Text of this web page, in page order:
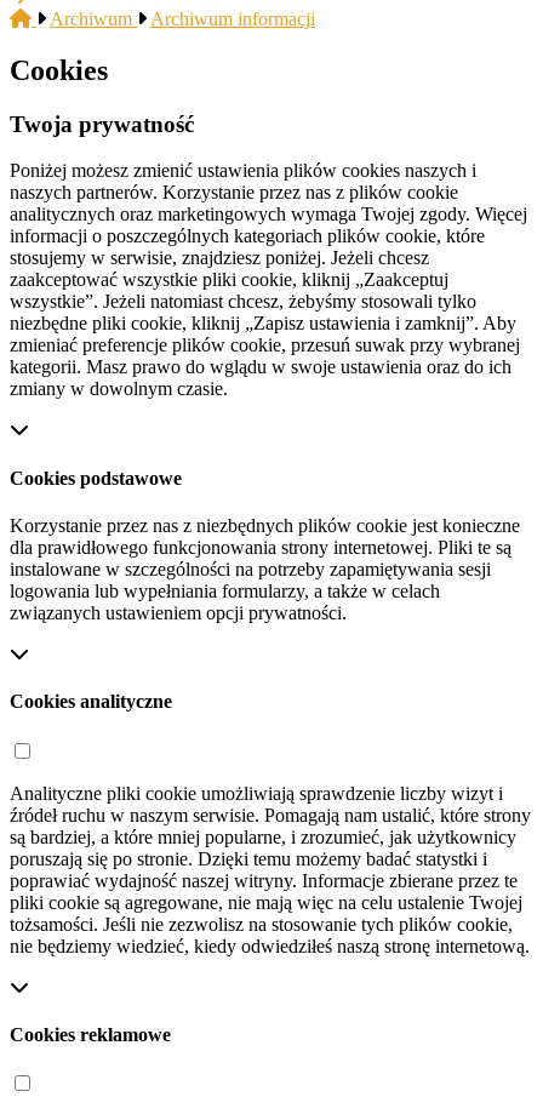
Archiwum Archiwum informacji
Cookies
Twoja prywatność
Poniżej możesz zmienić ustawienia plików cookies naszych i
naszych partnerów. Korzystanie przez nas z plików cookie
analitycznych oraz marketingowych wymaga Twojej zgody. Więcej
informacji o poszczególnych kategoriach plików cookie, które
stosujemy w serwisie, znajdziesz poniżej. Jeżeli chcesz
zaakceptować wszystkie pliki cookie, kliknij „Zaakceptuj
wszystkie”. Jeżeli natomiast chcesz, żebyśmy stosowali tylko
niezbędne pliki cookie, kliknij „Zapisz ustawienia i zamknij”. Aby
zmieniać preferencje plików cookie, przesuń suwak przy wybranej
kategorii. Masz prawo do wglądu w swoje ustawienia oraz do ich
zmiany w dowolnym czasie.
Cookies podstawowe
Korzystanie przez nas z niezbędnych plików cookie jest konieczne
dla prawidłowego funkcjonowania strony internetowej. Pliki te są
instalowane w szczególności na potrzeby zapamiętywania sesji
logowania lub wypełniania formularzy, a także w celach
związanych ustawieniem opcji prywatności.
Cookies analityczne
Analityczne pliki cookie umożliwiają sprawdzenie liczby wizyt i
źródeł ruchu w naszym serwisie. Pomagają nam ustalić, które strony
są bardziej, a które mniej popularne, i zrozumieć, jak użytkownicy
poruszają się po stronie. Dzięki temu możemy badać statystki i
poprawiać wydajność naszej witryny. Informacje zbierane przez te
pliki cookie są agregowane, nie mają więc na celu ustalenie Twojej
tożsamości. Jeśli nie zezwolisz na stosowanie tych plików cookie,
nie będziemy wiedzieć, kiedy odwiedziłeś naszą stronę internetową.
Cookies reklamowe